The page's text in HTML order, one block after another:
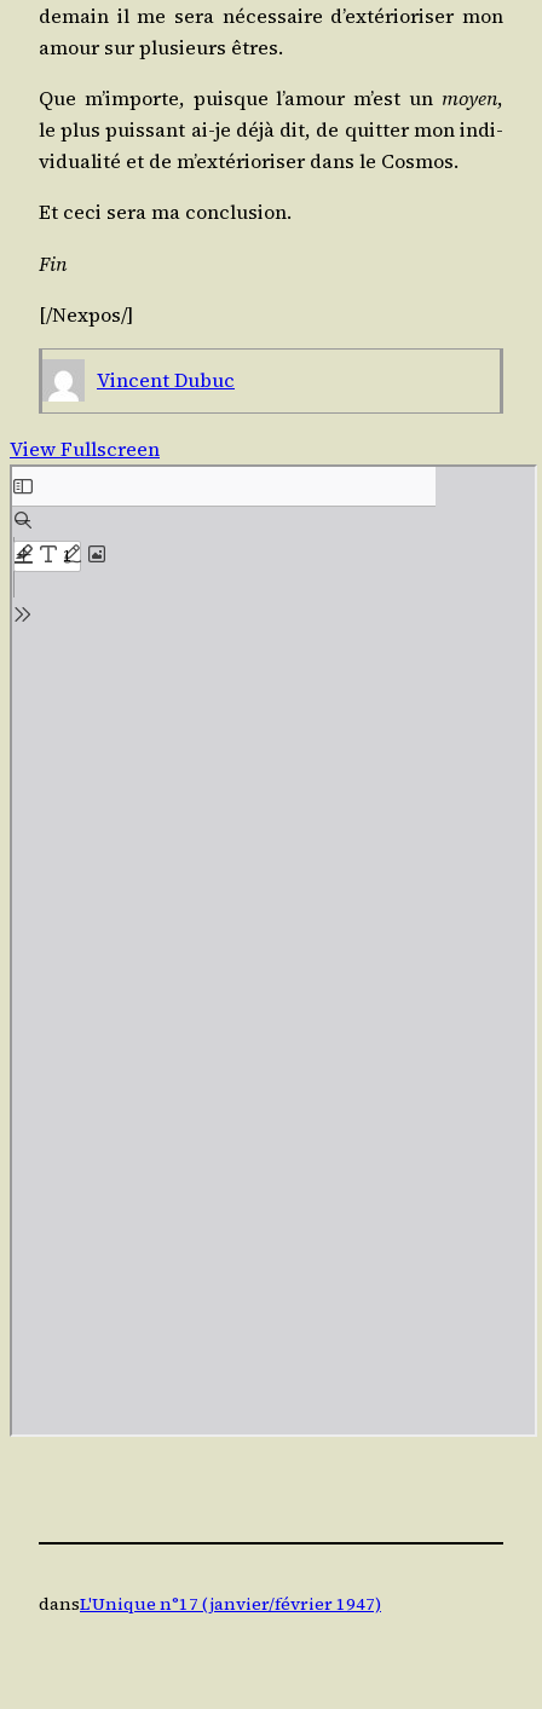
demain il me sera néces­saire d’ex­té­rio­ri­ser mon
amour sur plu­sieurs êtres.
Que m’im­porte, puisque l’a­mour m’est un moyen,
le plus puis­sant ai-je déjà dit, de quit­ter mon indi­
vi­dua­li­té et de m’ex­té­rio­ri­ser dans le Cosmos.
Et ceci sera ma conclusion.
Fin
[/​Nex­pos/​]
Vincent Dubuc
View Fullscreen
dansL'Unique n°17 (janvier/février 1947)